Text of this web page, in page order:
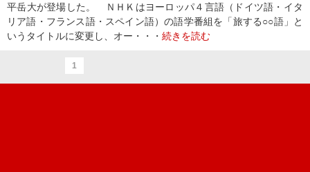
平岳大が登場した。 ＮＨＫはヨーロッパ４言語（ドイツ語・イタ
リア語・フランス語・スペイン語）の語学番組を「旅する○○語」と
いうタイトルに変更し、オー・・・ 続きを読む
1